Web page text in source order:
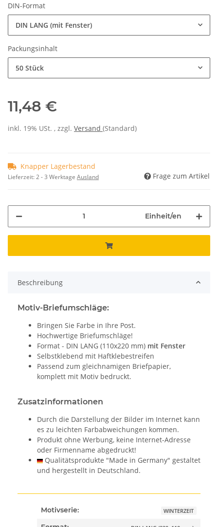
DIN-Format
DIN LANG (mit Fenster)
Packungsinhalt
50 Stück
11,48 €
inkl. 19% USt. , zzgl. Versand (Standard)
Knapper Lagerbestand
Lieferzeit:2 - 3 Werktage Ausland Frage zum Artikel
Einheit/en
Beschreibung
Motiv-Briefumschläge:
Bringen Sie Farbe in Ihre Post.
Hochwertige Briefumschläge!
Format - DIN LANG (110x220 mm) mit Fenster
Selbstklebend mit Haftklebestreifen
Passend zum gleichnamigen Briefpapier,
komplett mit Motiv bedruckt.
Zusatzinformationen
Durch die Darstellung der Bilder im Internet kann
es zu leichten Farbabweichungen kommen.
Produkt ohne Werbung, keine Internet-Adresse
oder Firmenname abgedruckt!
Qualitätsprodukte "Made in Germany" gestaltet
und hergestellt in Deutschland.
Motivserie: WINTERZEIT